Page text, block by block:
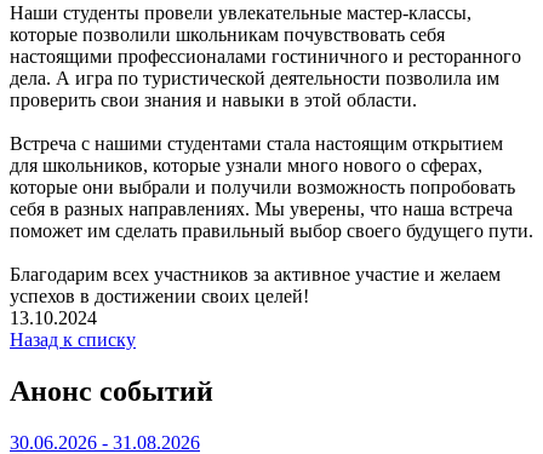
Наши студенты провели увлекательные мастер-классы,
которые позволили школьникам почувствовать себя
настоящими профессионалами гостиничного и ресторанного
дела. А игра по туристической деятельности позволила им
проверить свои знания и навыки в этой области.
Встреча с нашими студентами стала настоящим открытием
для школьников, которые узнали много нового о сферах,
которые они выбрали и получили возможность попробовать
себя в разных направлениях. Мы уверены, что наша встреча
поможет им сделать правильный выбор своего будущего пути.
Благодарим всех участников за активное участие и желаем
успехов в достижении своих целей!
13.10.2024
Назад к списку
Анонс событий
30.06.2026 - 31.08.2026